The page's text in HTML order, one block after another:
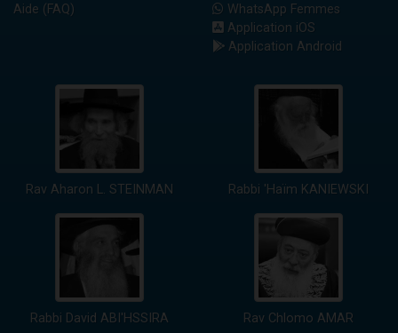
Aide (FAQ)
WhatsApp Femmes
Application iOS
Application Android
Rav Aharon L. STEINMAN Rabbi 'Haïm KANIEWSKI
Rabbi David ABI'HSSIRA Rav Chlomo AMAR